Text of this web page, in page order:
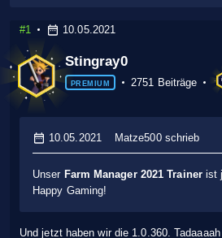
#1 10.05.2021
Stingray0
PREMIUM 2751 Beiträge
10.05.2021 Matze500 schrieb
Unser Farm Manager 2021 Trainerist
Happy Gaming!
Und jetzt haben wir die 1.0.360.